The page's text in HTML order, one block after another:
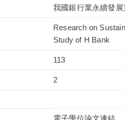
我國銀行業永續發
Research on
Study of H Bank
113
2
電子學位論文連結